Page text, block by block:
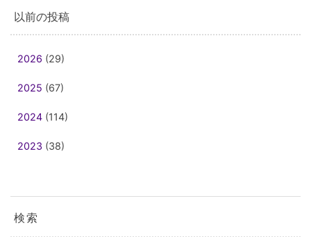
以前の投稿
2026 (29)
2025 (67)
2024 (114)
2023 (38)
検索